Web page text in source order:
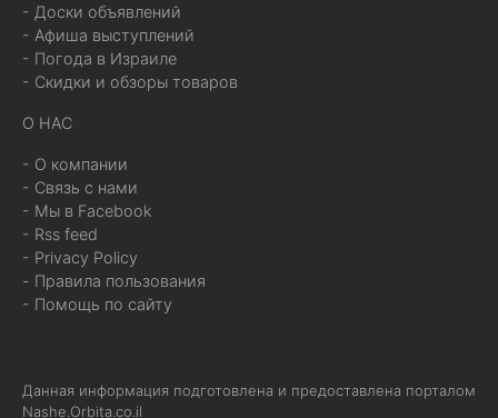
- Доски объявлений
- Афиша выступлений
- Погода в Израиле
- Скидки и обзоры товаров
О НАС
- О компании
- Связь с нами
- Мы в Facebook
- Rss feed
- Privacy Policy
- Правила пользования
- Помощь по сайту
Данная информация подготовлена и предоставлена порталом
Nashe.Orbita.co.il